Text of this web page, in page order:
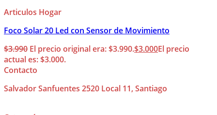
Articulos Hogar
Foco Solar 20 Led con Sensor de Movimiento
$3.990 El precio original era: $3.990.$3.000El precio
actual es: $3.000.
Contacto
Salvador Sanfuentes 2520 Local 11, Santiago